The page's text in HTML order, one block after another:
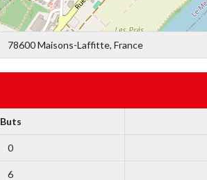
78600 Maisons-Laffitte, France
Buts
0
6